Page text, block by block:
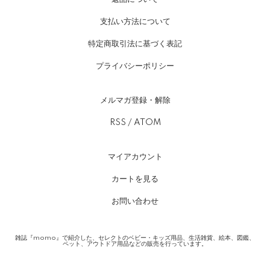
支払い方法について
特定商取引法に基づく表記
プライバシーポリシー
メルマガ登録・解除
RSS / ATOM
マイアカウント
カートを見る
お問い合わせ
雑誌『momo』で紹介した、セレクトのベビー・キッズ用品、生活雑貨、絵本、図鑑、
ペット、アウトドア用品などの販売を行っています。